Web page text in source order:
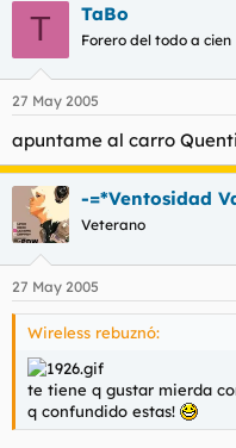
T TaBo
Forero del todo a cien
27 May 2005
apuntame al carro
-=*Ventosidad
Veterano
27 May 2005
Wireless rebuznó:
te tiene q gustar mierda
q confundido estas!